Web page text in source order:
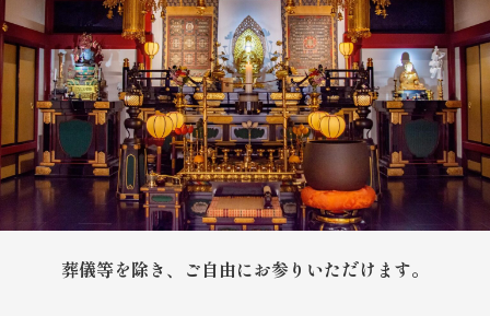
葬儀等を除き、ご自由にお参りいただけます。